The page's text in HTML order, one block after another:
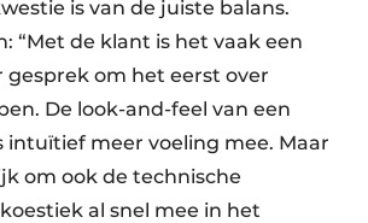
is van de juiste balans.
“Met de klant is het vaak een
om het eerst over
De look-and-feel van een
intuïtief meer voeling mee. Maar
om ook de technische
al snel mee in het